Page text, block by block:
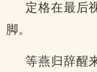
定格在最后
脚。
等燕归辞醒